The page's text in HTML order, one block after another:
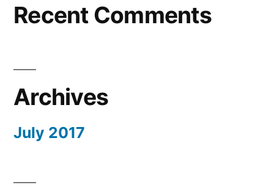
Recent Comments
Archives
July 2017